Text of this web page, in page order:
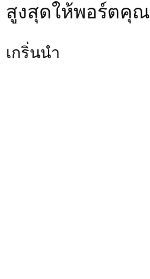
สูงสุดให้พอร์ตคุณ
เกริ่นนำ